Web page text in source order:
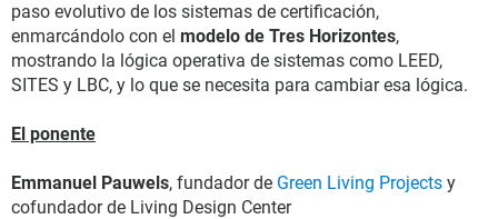
paso evolutivo de los sistemas de certificación,
enmarcándolo con el modelo de Tres Horizontes,
mostrando la lógica operativa de sistemas como LEED,
SITES y LBC, y lo que se necesita para cambiar esa lógica.
El ponente
Emmanuel Pauwels, fundador de Green Living Projects y
cofundador de Living Design Center